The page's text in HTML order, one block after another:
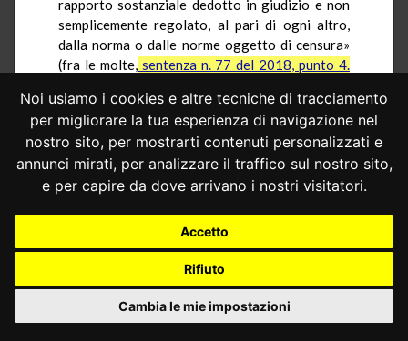
Noi usiamo i cookies e altre tecniche di tracciamento
per migliorare la tua esperienza di navigazione nel
nostro sito, per mostrarti contenuti personalizzati e
annunci mirati, per analizzare il traffico sul nostro sito,
e per capire da dove arrivano i nostri visitatori.
Accetto
Rifiuto
Cambia le mie impostazioni
rapporto sostanziale dedotto in giudizio e non
semplicemente regolato, al pari di ogni altro,
dalla norma o dalle norme oggetto di censura»
(fra le molte,sentenza n. 77 del 2018, punto 4.
Nel caso di specie, Giovanni Ferrero, che si
limita ad affermare, senza altre specificazioni, la
sussistenza di un interesse qualificato
all’intervento, è titolare di una situazione
soggettiva regolata dalla norma oggetto di
censura, al pari delle situazioni soggettive dei
ricorrenti nei giudizi a quibus. Da tali elementi,
tuttavia, non è possibile desumere un interesse
direttamente riconducibile all’oggetto dei
giudizi principali e allo specifico rapporto
sostanziale in essi dedotto.